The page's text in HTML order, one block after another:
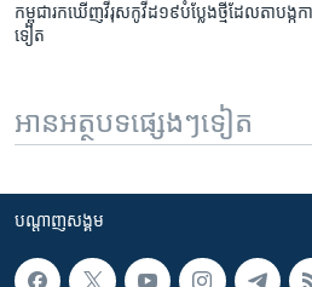
កម្ពុជា​រក​ឃើញ​វីរុស​កូវីដ​១៩​បំប្លែង​ថ្មី​ដែលតា​បង្ក​ការ​
ទៀត
អានអត្ថបទផ្សេងៗទៀត
បណ្តាញ​សង្គម